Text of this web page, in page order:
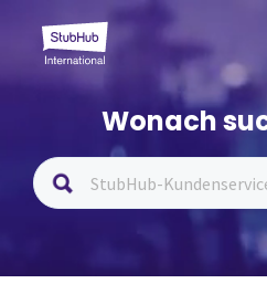
Wonach